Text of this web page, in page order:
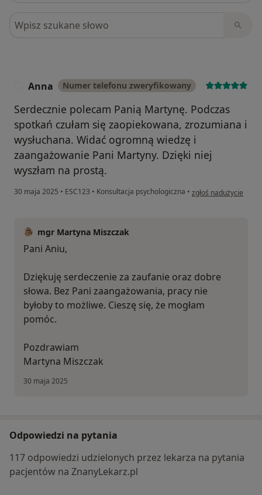
Szukaj w opiniach
Anna Numer telefonu zweryfikowany
Serdecznie polecam Panią Martynę. Podczas
spotkań czułam się zaopiekowana, zrozumiana i
wysłuchana. Widać ogromną wiedzę i
zaangażowanie Pani Martyny. Dzięki niej
wyszłam na prostą.
30 maja 2025 • ESC123 • Konsultacja psychologiczna • w opinii użytkownika
zgłoś nadużycie
mgr Martyna Miszczak
Pani Aniu,
Dziękuję serdeczenie za zaufanie oraz dobre
słowa. Bez Pani zaangażowania, pracy nie
byłoby to możliwe. Cieszę się, że mogłam
pomóc.
Pozdrawiam
Martyna Miszczak
30 maja 2025
Odpowiedzi na pytania
117 odpowiedzi udzielonych przez lekarza na pytania
pacjentów na ZnanyLekarz.pl